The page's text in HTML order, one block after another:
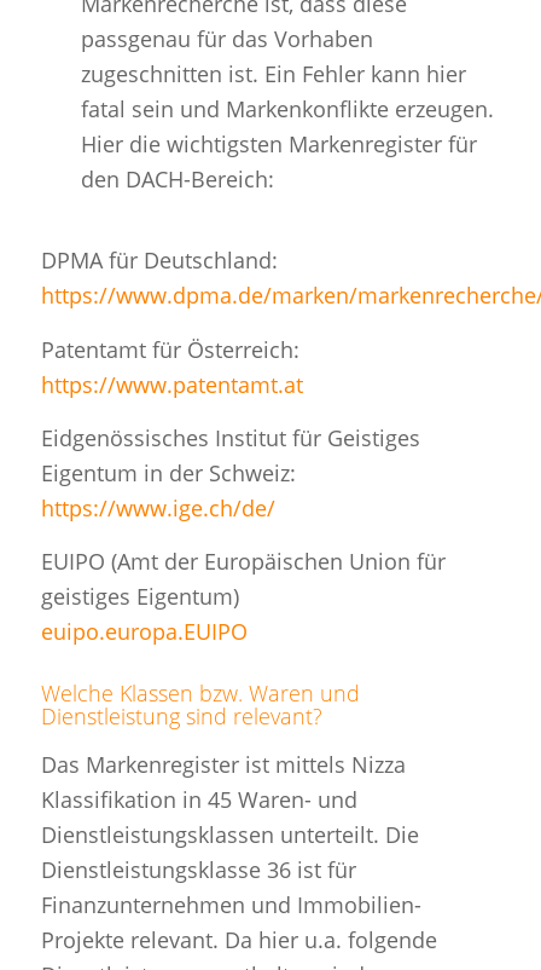
passgenau für das Vorhaben
zugeschnitten ist. Ein Fehler kann hier
fatal sein und Markenkonflikte erzeugen.
Hier die wichtigsten Markenregister für
den DACH-Bereich:
DPMA für Deutschland:
https://www.dpma.de/marken/
Patentamt für Österreich:
https://www.patentamt.at
Eidgenössisches Institut für Geistiges
Eigentum in der Schweiz:
https://www.ige.ch/de/
EUIPO (Amt der Europäischen Union für
geistiges Eigentum)
euipo.europa.EUIPO
Welche Klassen bzw. Waren und
Dienstleistung sind relevant?
Das Markenregister ist mittels Nizza
Klassifikation in 45 Waren- und
Dienstleistungsklassen unterteilt. Die
Dienstleistungsklasse 36 ist für
Finanzunternehmen und Immobilien-
Projekte relevant. Da hier u.a. folgende